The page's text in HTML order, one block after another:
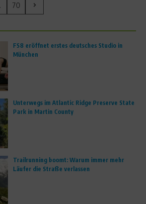
70
FS8 eröffnet erstes deutsches Studio in
München
Unterwegs im Atlantic Ridge Preserve State
Park in Martin County
Trailrunning boomt: Warum immer mehr
Läufer die Straße verlassen